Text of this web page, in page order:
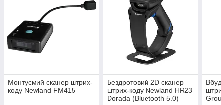
Монтуємий сканер штрих-
коду Newland FM415
Бездротовий 2D сканер
штрих-коду Newland HR23
Dorada (Bluetooth 5.0)